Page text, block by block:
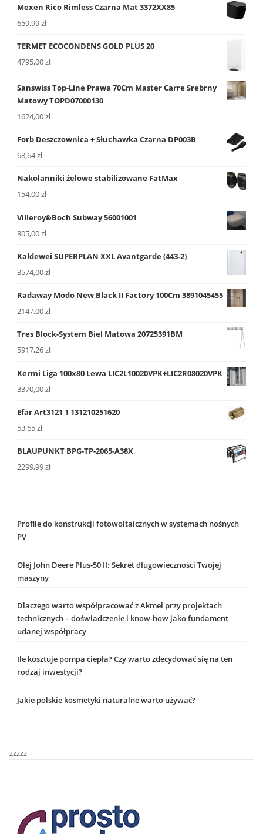
Mexen Rico Rimless Czarna Mat 3372XX85
659,99zł
TERMET ECOCONDENS GOLD PLUS 20
4795,00zł
Sanswiss Top-Line Prawa 70Cm Master Carre Srebrny
Matowy TOPD07000130
1624,00zł
Forb Deszczownica + Słuchawka Czarna DP003B
68,64zł
Nakolanniki żelowe stabilizowane FatMax
154,00zł
Villeroy&Boch Subway 56001001
805,00zł
Kaldewei SUPERPLAN XXL Avantgarde (443-2)
3574,00zł
Radaway Modo New Black II Factory 100Cm 3891045455
2147,00zł
Tres Block-System Biel Matowa 20725391BM
5917,26zł
Kermi Liga 100x80 Lewa LIC2L10020VPK+LIC2R08020VPK
3370,00zł
Efar Art3121 1 131210251620
53,65zł
BLAUPUNKT BPG-TP-2065-A38X
2299,99zł
Profile do konstrukcji fotowoltaicznych w systemach nośnych
PV
Olej John Deere Plus-50 II: Sekret długowieczności Twojej
maszyny
Dlaczego warto współpracować z Akmel przy projektach
technicznych – doświadczenie i know-how jako fundament
udanej współpracy
Ile kosztuje pompa ciepła? Czy warto zdecydować się na ten
rodzaj inwestycji?
Jakie polskie kosmetyki naturalne warto używać?
zzzzz